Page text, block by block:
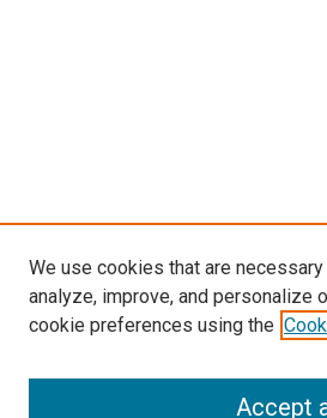
We use cookies that are
analyze, improve, and personalize
cookie preferences using the
Accept